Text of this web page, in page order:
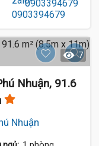
0903394679
7
Nhuận, 91.6
Nhuận